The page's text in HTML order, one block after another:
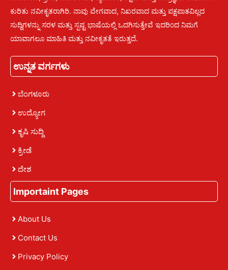
ಕುರಿತು ನವೀಕೃತರಾಗಿರಿ. ನಾವು ವೇಗವಾದ, ನಿಖರವಾದ ಮತ್ತು ಪಕ್ಷಪಾತವಿಲ್ಲದ
ಸುದ್ದಿಗಳನ್ನು ಸರಳ ಮತ್ತು ಸ್ಪಷ್ಟ ಭಾಷೆಯಲ್ಲಿ ಒದಗಿಸುತ್ತೇವೆ ಇದರಿಂದ ನಿಮಗೆ
ಯಾವಾಗಲೂ ಮಾಹಿತಿ ಮತ್ತು ನವೀಕೃತತೆ ಇರುತ್ತದೆ.
ಉನ್ನತ ವರ್ಗಗಳು
ಬೆಂಗಳೂರು
ಉದ್ಯೋಗ
ಕೃಷಿ ಸುದ್ದಿ
ಕ್ರೀಡೆ
ದೇಶ
Importaint Pages
About Us
Contact Us
Privacy Policy